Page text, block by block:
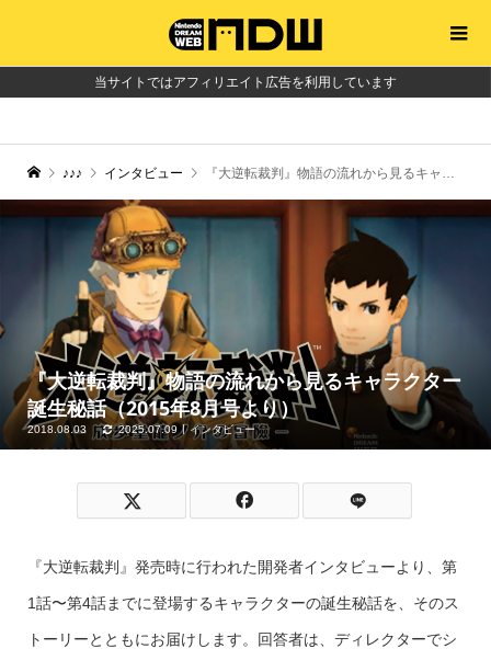
当サイトではアフィリエイト広告を利用しています
♪♪♪ インタビュー 『大逆転裁判』物語の流れから見るキャラクター誕生秘話（2015年8月号より）
『大逆転裁判』物語の流れから見るキャラクター
誕生秘話（2015年8月号より）
2018.08.03 2025.07.09 インタビュー
『大逆転裁判』発売時に行われた開発者インタビューより、第
1話〜第4話までに登場するキャラクターの誕生秘話を、そのス
トーリーとともにお届けします。回答者は、ディレクターでシ